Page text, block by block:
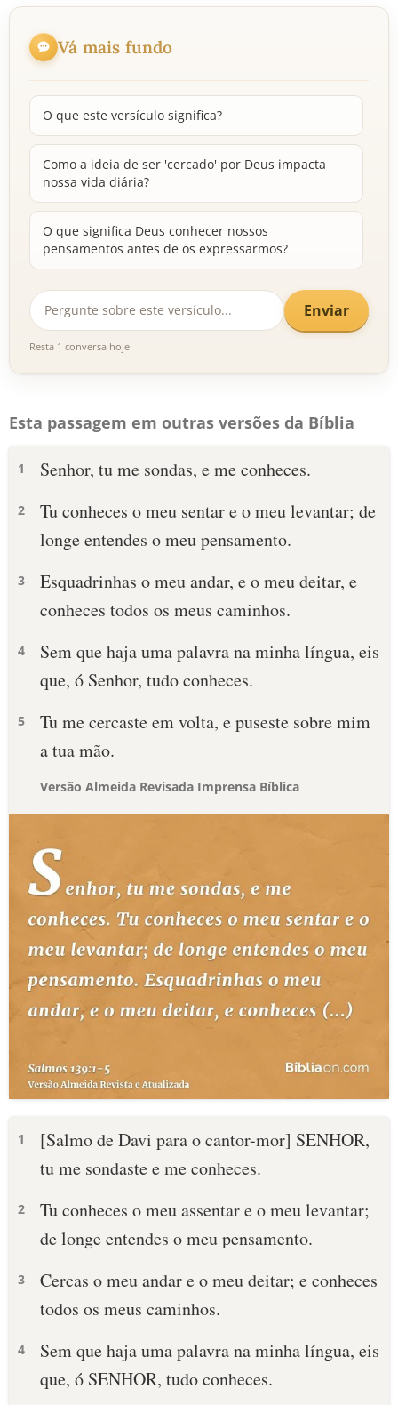
Vá mais fundo
O que este versículo significa?
Como a ideia de ser 'cercado' por Deus impacta
nossa vida diária?
O que significa Deus conhecer nossos
pensamentos antes de os expressarmos?
Enviar
Resta 1 conversa hoje
Esta passagem em outras versões da Bíblia
1 Senhor, tu me sondas, e me conheces.
2
Tu conheces o meu sentar e o meu levantar; de
longe entendes o meu pensamento.
3
Esquadrinhas o meu andar, e o meu deitar, e
conheces todos os meus caminhos.
4
Sem que haja uma palavra na minha língua, eis
que, ó Senhor, tudo conheces.
5
Tu me cercaste em volta, e puseste sobre mim
a tua mão.
Versão Almeida Revisada Imprensa Bíblica
1
[Salmo de Davi para o cantor-mor] SENHOR,
tu me sondaste e me conheces.
2
Tu conheces o meu assentar e o meu levantar;
de longe entendes o meu pensamento.
3
Cercas o meu andar e o meu deitar; e conheces
todos os meus caminhos.
4
Sem que haja uma palavra na minha língua, eis
que, ó SENHOR, tudo conheces.